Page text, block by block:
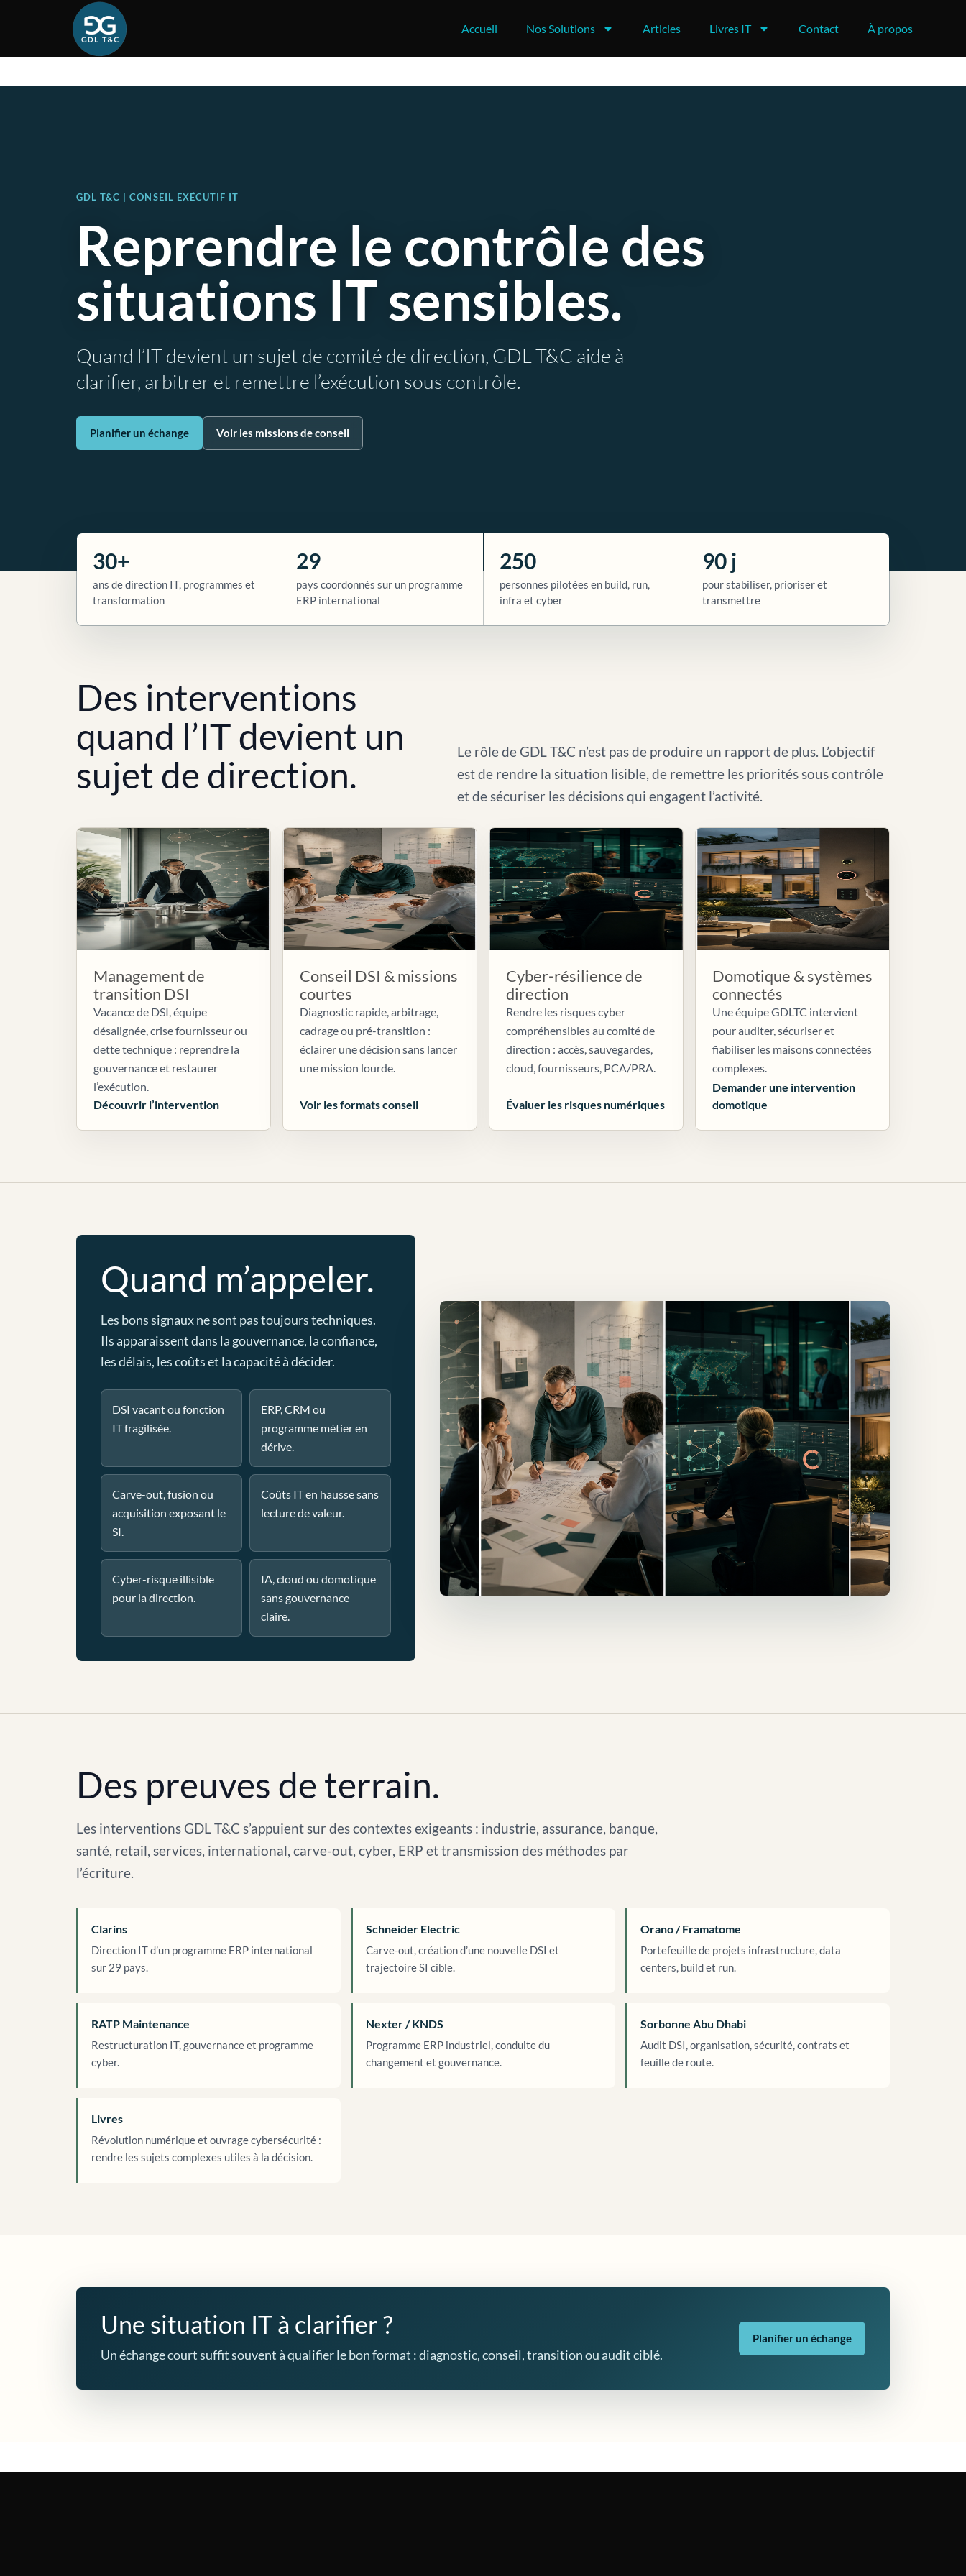
Accueil Nos Solutions Articles Livres IT Contact À propos
GDL T&C | CONSEIL EXÉCUTIF IT
Reprendre le contrôle des
situations IT sensibles.
Quand l’IT devient un sujet de comité de direction, GDL T&C aide à
clarifier, arbitrer et remettre l’exécution sous contrôle.
Planifier un échange Voir les missions de conseil
30+
ans de direction IT, programmes et
transformation
29
pays coordonnés sur un programme
ERP international
250
personnes pilotées en build, run,
infra et cyber
90 j
pour stabiliser, prioriser et
transmettre
Des interventions
quand l’IT devient un
sujet de direction.
Le rôle de GDL T&C n’est pas de produire un rapport de plus. L’objectif
est de rendre la situation lisible, de remettre les priorités sous contrôle
et de sécuriser les décisions qui engagent l’activité.
Management de
transition DSI
Vacance de DSI, équipe
désalignée, crise fournisseur ou
dette technique : reprendre la
gouvernance et restaurer
l’exécution.
Découvrir l’intervention
Conseil DSI & missions
courtes
Diagnostic rapide, arbitrage,
cadrage ou pré-transition :
éclairer une décision sans lancer
une mission lourde.
Voir les formats conseil
Cyber-résilience de
direction
Rendre les risques cyber
compréhensibles au comité de
direction : accès, sauvegardes,
cloud, fournisseurs, PCA/PRA.
Évaluer les risques numériques
Domotique & systèmes
connectés
Une équipe GDLTC intervient
pour auditer, sécuriser et
fiabiliser les maisons connectées
complexes.
Demander une intervention
domotique
Quand m’appeler.
Les bons signaux ne sont pas toujours techniques.
Ils apparaissent dans la gouvernance, la confiance,
les délais, les coûts et la capacité à décider.
DSI vacant ou fonction
IT fragilisée.
ERP, CRM ou
programme métier en
dérive.
Carve-out, fusion ou
acquisition exposant le
SI.
Coûts IT en hausse sans
lecture de valeur.
Cyber-risque illisible
pour la direction.
IA, cloud ou domotique
sans gouvernance
claire.
Des preuves de terrain.
Les interventions GDL T&C s’appuient sur des contextes exigeants : industrie, assurance, banque,
santé, retail, services, international, carve-out, cyber, ERP et transmission des méthodes par
l’écriture.
Clarins
Direction IT d’un programme ERP international
sur 29 pays.
Schneider Electric
Carve-out, création d’une nouvelle DSI et
trajectoire SI cible.
Orano / Framatome
Portefeuille de projets infrastructure, data
centers, build et run.
RATP Maintenance
Restructuration IT, gouvernance et programme
cyber.
Nexter / KNDS
Programme ERP industriel, conduite du
changement et gouvernance.
Sorbonne Abu Dhabi
Audit DSI, organisation, sécurité, contrats et
feuille de route.
Livres
Révolution numérique et ouvrage cybersécurité :
rendre les sujets complexes utiles à la décision.
Une situation IT à clarifier ?
Un échange court suffit souvent à qualifier le bon format : diagnostic, conseil, transition ou audit ciblé.
Planifier un échange